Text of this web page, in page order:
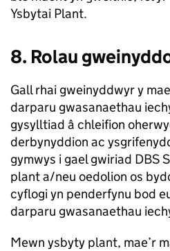
Ysbytai Plant.
8. Rolau
Gall rhai gweinyddwyr y
darparu gwasanaethau
gysylltiad â chleifion
derbynyddion ac
gymwys i gael gwiriad DBS
plant a/neu oedolion os
cyflogi yn penderfynu bod
darparu gwasanaethau
Mewn ysbyty plant, mae’r